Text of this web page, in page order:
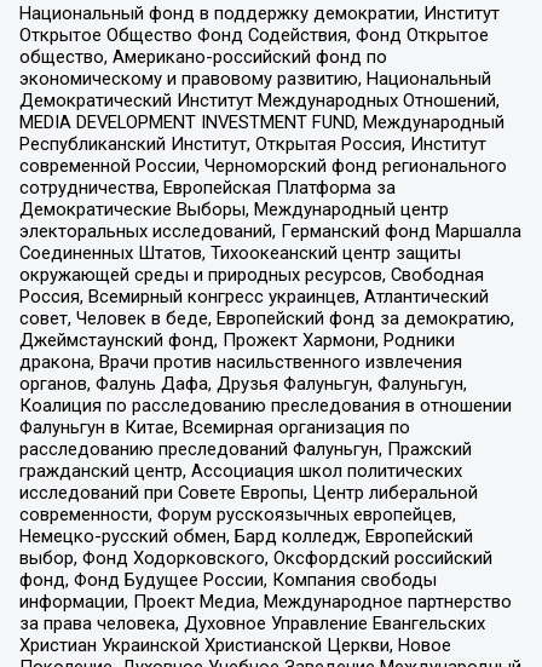
Национальный фонд в поддержку демократии, Институт
Открытое Общество Фонд Содействия, Фонд Открытое
общество, Американо-российский фонд по
экономическому и правовому развитию, Национальный
Демократический Институт Международных Отношений,
MEDIA DEVELOPMENT INVESTMENT FUND, Международный
Республиканский Институт, Открытая Россия, Институт
современной России, Черноморский фонд регионального
сотрудничества, Европейская Платформа за
Демократические Выборы, Международный центр
электоральных исследований, Германский фонд Маршалла
Соединенных Штатов, Тихоокеанский центр защиты
окружающей среды и природных ресурсов, Свободная
Россия, Всемирный конгресс украинцев, Атлантический
совет, Человек в беде, Европейский фонд за демократию,
Джеймстаунский фонд, Прожект Хармони, Родники
дракона, Врачи против насильственного извлечения
органов, Фалунь Дафа, Друзья Фалуньгун, Фалуньгун,
Коалиция по расследованию преследования в отношении
Фалуньгун в Китае, Всемирная организация по
расследованию преследований Фалуньгун, Пражский
гражданский центр, Ассоциация школ политических
исследований при Совете Европы, Центр либеральной
современности, Форум русскоязычных европейцев,
Немецко-русский обмен, Бард колледж, Европейский
выбор, Фонд Ходорковского, Оксфордский российский
фонд, Фонд Будущее России, Компания свободы
информации, Проект Медиа, Международное партнерство
за права человека, Духовное Управление Евангельских
Христиан Украинской Христианской Церкви, Новое